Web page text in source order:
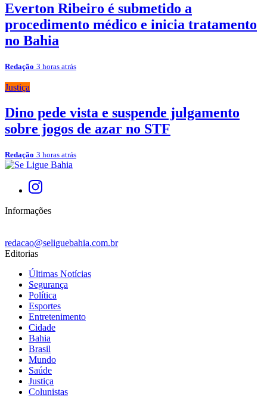
Everton Ribeiro é submetido a
procedimento médico e inicia tratamento
no Bahia
Redação 3 horas atrás
Justiça
Dino pede vista e suspende julgamento
sobre jogos de azar no STF
Redação 3 horas atrás
Informações
redacao@seliguebahia.com.br
Editorias
Últimas Notícias
Segurança
Política
Esportes
Entretenimento
Cidade
Bahia
Brasil
Mundo
Saúde
Justiça
Colunistas